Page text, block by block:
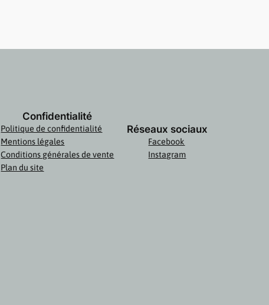
Confidentialité
Politique de confidentialité
Mentions légales
Conditions générales de vente
Plan du site
Réseaux sociaux
Facebook
Instagram